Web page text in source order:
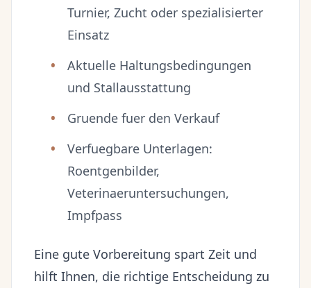
Turnier, Zucht oder spezialisierter
Einsatz
Aktuelle Haltungsbedingungen
und Stallausstattung
Gruende fuer den Verkauf
Verfuegbare Unterlagen:
Roentgenbilder,
Veterinaeruntersuchungen,
Impfpass
Eine gute Vorbereitung spart Zeit und
hilft Ihnen, die richtige Entscheidung zu